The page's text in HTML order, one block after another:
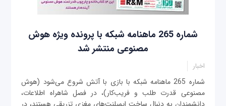
شماره 265 ماهنامه شبکه با پرونده ویژه هوش
مصنوعی منتشر شد
اخبار
شماره 265 ماهنامه شبکه با بازی با آتش شروع می‌شود (هوش
مصنوعی قدرت طلب و فریب‌کار)، در فصل شاهراه اطلاعات،
دانشمندان به دنبال ساخت ایمپلنت‌های مغزی تزریقی هستند، در